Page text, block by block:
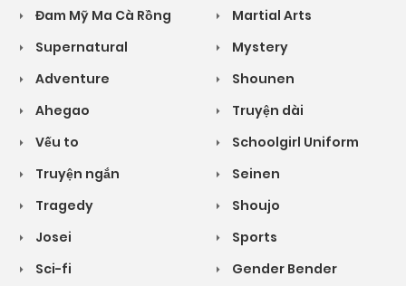
Đam Mỹ Ma Cà Rồng
Martial Arts
Supernatural
Mystery
Adventure
Shounen
Ahegao
Truyện dài
Vếu to
Schoolgirl Uniform
Truyện ngắn
Seinen
Tragedy
Shoujo
Josei
Sports
Sci-fi
Gender Bender